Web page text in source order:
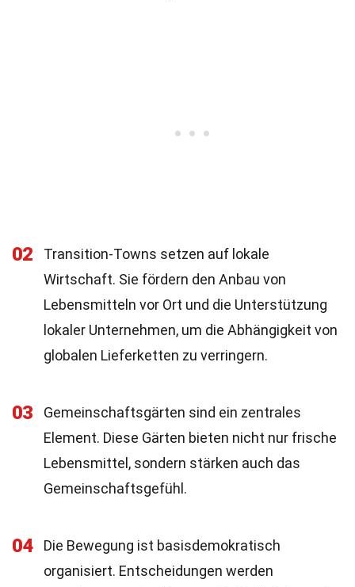
02
Transition-Towns setzen auf lokale
Wirtschaft. Sie fördern den Anbau von
Lebensmitteln vor Ort und die Unterstützung
lokaler Unternehmen, um die Abhängigkeit von
globalen Lieferketten zu verringern.
03
Gemeinschaftsgärten sind ein zentrales
Element. Diese Gärten bieten nicht nur frische
Lebensmittel, sondern stärken auch das
Gemeinschaftsgefühl.
04
Die Bewegung ist basisdemokratisch
organisiert. Entscheidungen werden